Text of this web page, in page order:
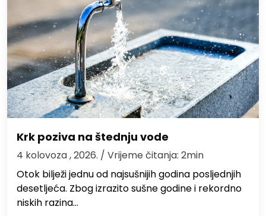
Krk poziva na štednju vode
4 kolovoza , 2026. / Vrijeme čitanja: 2min
Otok bilježi jednu od najsušnijih godina posljednjih
desetljeća. Zbog izrazito sušne godine i rekordno
niskih razina…